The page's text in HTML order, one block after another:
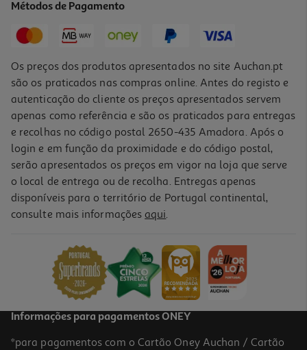
4.8
Cereais Weetabix 430g
Métodos de Pagamento
Os preços dos produtos apresentados no site Auchan.pt
são os praticados nas compras online. Antes do registo e
autenticação do cliente os preços apresentados servem
apenas como referência e são os praticados para entregas
e recolhas no código postal 2650-435 Amadora. Após o
login e em função da proximidade e do código postal,
serão apresentados os preços em vigor na loja que serve
o local de entrega ou de recolha. Entregas apenas
disponíveis para o território de Portugal continental,
consulte mais informações aqui.
Informações para pagamentos ONEY
*para pagamentos com o Cartão Oney Auchan / Cartão